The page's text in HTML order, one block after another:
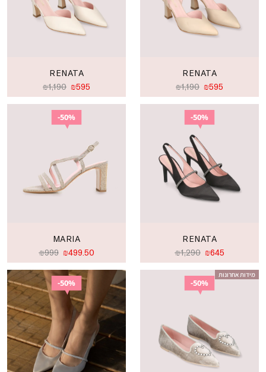
RENATA
₪1,190 ₪595
RENATA
₪1,190 ₪595
50%
MARIA
₪999 ₪499.50
50%
RENATA
₪1,290 ₪645
50%
מידות אחרונות
50%